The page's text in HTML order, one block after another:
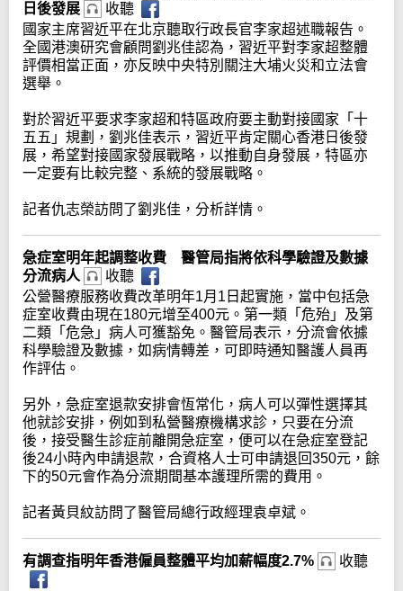
日後發展
收聽
國家主席習近平在北京聽取行政長官李家超述職報告。
全國港澳研究會顧問劉兆佳認為，習近平對李家超整體
評價相當正面，亦反映中央特別關注大埔火災和立法會
選舉。
對於習近平要求李家超和特區政府要主動對接國家「十
五五」規劃，劉兆佳表示，習近平肯定關心香港日後發
展，希望對接國家發展戰略，以推動自身發展，特區亦
一定要有比較完整、系統的發展戰略。
記者仇志榮訪問了劉兆佳，分析詳情。
急症室明年起調整收費 醫管局指將依科學驗證及數據
分流病人
收聽
公營醫療服務收費改革明年1月1日起實施，當中包括急
症室收費由現在180元增至400元。第一類「危殆」及第
二類「危急」病人可獲豁免。醫管局表示，分流會依據
科學驗證及數據，如病情轉差，可即時通知醫護人員再
作評估。
另外，急症室退款安排會恆常化，病人可以彈性選擇其
他就診安排，例如到私營醫療機構求診，只要在分流
後，接受醫生診症前離開急症室，便可以在急症室登記
後24小時內申請退款，合資格人士可申請退回350元，餘
下的50元會作為分流期間基本護理所需的費用。
記者黃貝紋訪問了醫管局總行政經理袁卓斌。
有調查指明年香港僱員整體平均加薪幅度2.7% 收聽